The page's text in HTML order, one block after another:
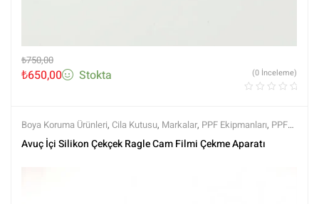
₺750,00
₺650,00 Stokta (0 İnceleme)
Boya Koruma Ürünleri, Cila Kutusu, Markalar, PPF Ekipmanları, PPF
Kaplama Ürünleri ,Tüm Ürünler,Tüm Ürünler
Avuç İçi Silikon Çekçek Ragle Cam Filmi Çekme Aparatı